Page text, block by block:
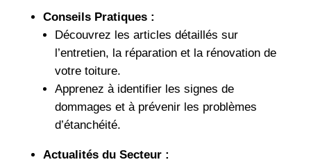
Conseils Pratiques :
Découvrez les articles détaillés sur
l’entretien, la réparation et la rénovation de
votre toiture.
Apprenez à identifier les signes de
dommages et à prévenir les problèmes
d’étanchéité.
Actualités du Secteur :